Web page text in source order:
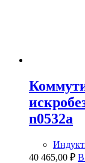
n0532a
40 465,00 ₽ В